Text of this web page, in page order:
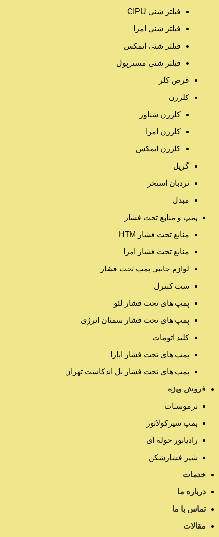
فیلتر شنی CIPU
فیلتر شنی امرا
فیلتر شنی ایمکس
فیلتر شنی مسترپول
قرص کلر
کلرزن
کلرزن شناور
کلرزن امرا
کلرزن ایمکس
گریل
نردبان استخر
مبدل
پمپ و منابع تحت فشار
منابع تحت فشار HTM‎
منابع تحت فشار امرا
لوازم جانبی پمپ تحت فشار
ست کنترل
پمپ های تحت فشار لئو
پمپ های تحت فشار سمنان انرژی
کلید اتومات
پمپ های تحت فشار ابارا
پمپ های تحت فشار بل اندکاست تهران
فروش ویژه
ترموستات
پمپ سیرکولاتور
رادیاتور حوله ای
شیر فشارشکن
خدمات
درباره ما
تماس با ما
مقالات